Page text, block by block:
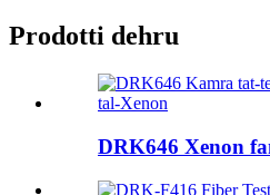
Prodotti dehru
DRK646 Xenon